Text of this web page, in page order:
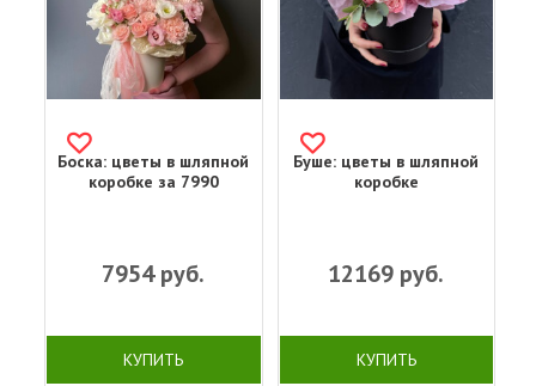
Боска: цветы в шляпной
коробке за 7990
7954руб.
КУПИТЬ
Буше: цветы в шляпной
коробке
12169 руб.
КУПИТЬ